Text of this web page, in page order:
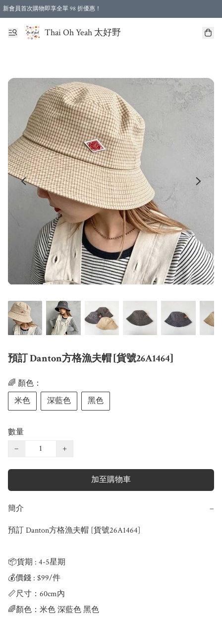
新會員首次購物即享全單 98 折優惠！
特選會員可享全單低至 96 折優惠！
Thai Oh Yeah 太好野
預訂 Danton方格漁夫帽 [貨號26A1464]
🌈 顏色：
米色
深藍色 黑色
數量
−
+
加至購物車
簡介 −
預訂 Danton方格漁夫帽 [貨號26A1464]
📦貨期 : 4-5星期
💰價錢 : $99/件
📏尺寸：60cm內
🌈顏色：米色 深藍色 黑色